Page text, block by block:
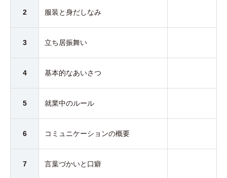
2 服装と身だしなみ
3 立ち居振舞い
4 基本的なあいさつ
5 就業中のルール
6 コミュニケーションの概要
7 言葉づかいと口癖